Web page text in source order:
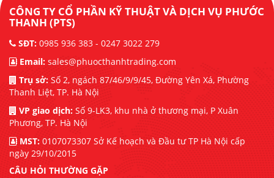
CÔNG TY CỔ PHẦN KỸ THUẬT VÀ DỊCH VỤ PHƯỚC
THANH (PTS)
SĐT: 0985 936 383 - 0247 3022 279
Email: sales@phuocthanhtrading.com
Trụ sở: Số 2, ngách 87/46/9/9/45, Đường Yên Xá, Phường
Thanh Liệt, TP. Hà Nội
VP giao dịch: Số 9-LK3, khu nhà ở thương mại, P Xuân
Phương, TP. Hà Nội
MST: 0107073307 Sở Kế hoạch và Đầu tư TP Hà Nội cấp
ngày 29/10/2015
CÂU HỎI THƯỜNG GẶP